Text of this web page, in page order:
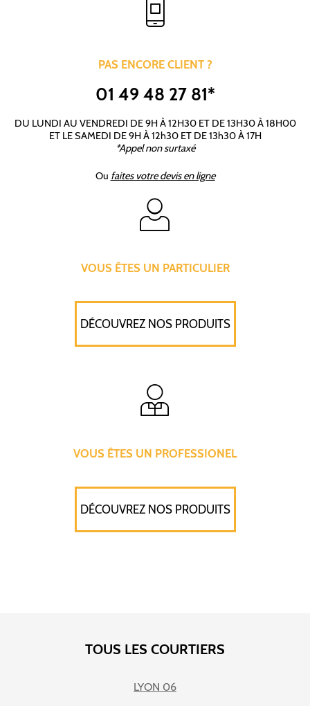
PAS ENCORE CLIENT ?
01 49 48 27 81*
DU LUNDI AU VENDREDI DE 9H À 12H30 ET DE 13H30 À 18H00
ET LE SAMEDI DE 9H À 12h30 ET DE 13h30 À 17H
*Appel non surtaxé
Ou faites votre devis en ligne
VOUS ÊTES UN PARTICULIER
DÉCOUVREZ NOS PRODUITS
VOUS ÊTES UN PROFESSIONEL
DÉCOUVREZ NOS PRODUITS
TOUS LES COURTIERS
LYON 06